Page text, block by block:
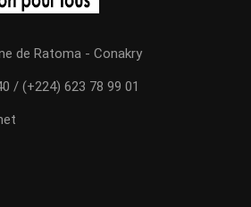
de Ratoma - Conakry
/ (+224) 623 78 99 01